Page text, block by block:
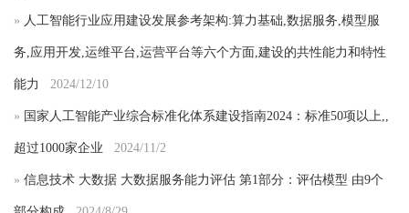
» 人工智能行业应用建设发展参考架构:算力基础,数据服务,模型服
务,应用开发,运维平台,运营平台等六个方面,建设的共性能力和特性
能力 2024/12/10
» 国家人工智能产业综合标准化体系建设指南2024：标准50项以上,,
超过1000家企业 2024/11/2
» 信息技术 大数据 大数据服务能力评估 第1部分：评估模型 由9个